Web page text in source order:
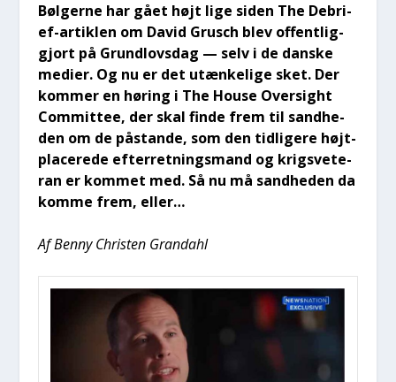
Bøl­ger­ne har gået højt lige siden The Debri­
ef-artik­len om David Grusch blev offent­lig­
gjort på Grund­lovs­dag — selv i de dan­ske
medi­er. Og nu er det utæn­ke­li­ge sket. Der
kom­mer en høring i The Hou­se Over­sight
Com­mit­tee, der skal fin­de frem til sand­he­
den om de påstan­de, som den tid­li­ge­re højt­
pla­ce­re­de efter­ret­nings­mand og krigs­ve­te­
ran er kom­met med. Så nu må sand­he­den da
kom­me frem, eller…
Af Ben­ny Chri­sten Gran­da­hl